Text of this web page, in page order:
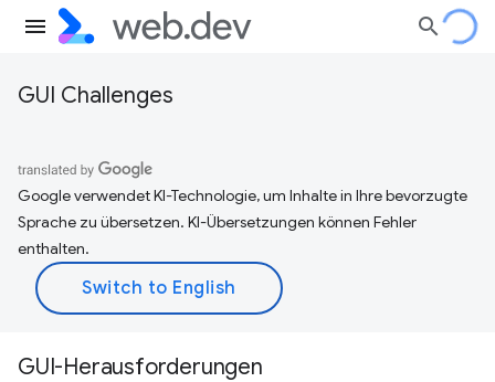
GUI Challenges
Google verwendet KI-Technologie, um Inhalte in Ihre bevorzugte
Sprache zu übersetzen. KI-Übersetzungen können Fehler
enthalten.
GUI-Herausforderungen